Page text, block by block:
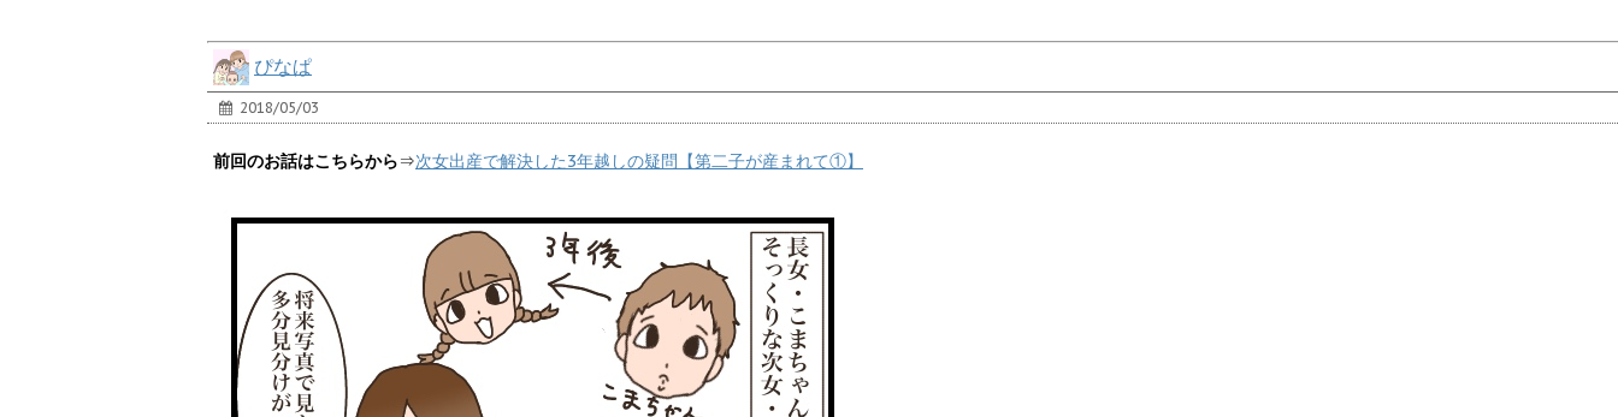
ぴなぱ
2018/05/03
前回のお話はこちらから⇒次女出産で解決した3年越しの疑問【第二子が産まれて①】